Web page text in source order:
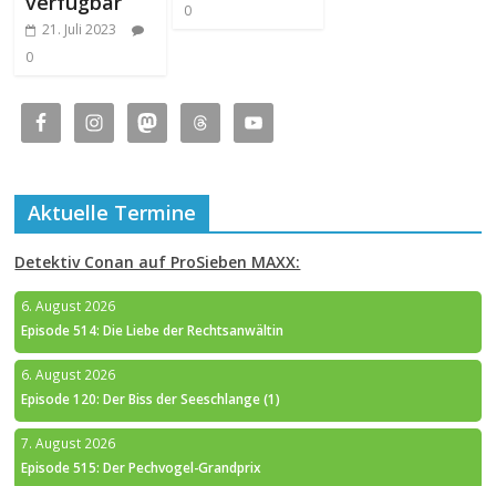
21. Juli 2023
0
0
Aktuelle Termine
Detektiv Conan auf ProSieben MAXX:
6. August 2026
Episode 514: Die Liebe der Rechtsanwältin
6. August 2026
Episode 120: Der Biss der Seeschlange (1)
7. August 2026
Episode 515: Der Pechvogel-Grandprix